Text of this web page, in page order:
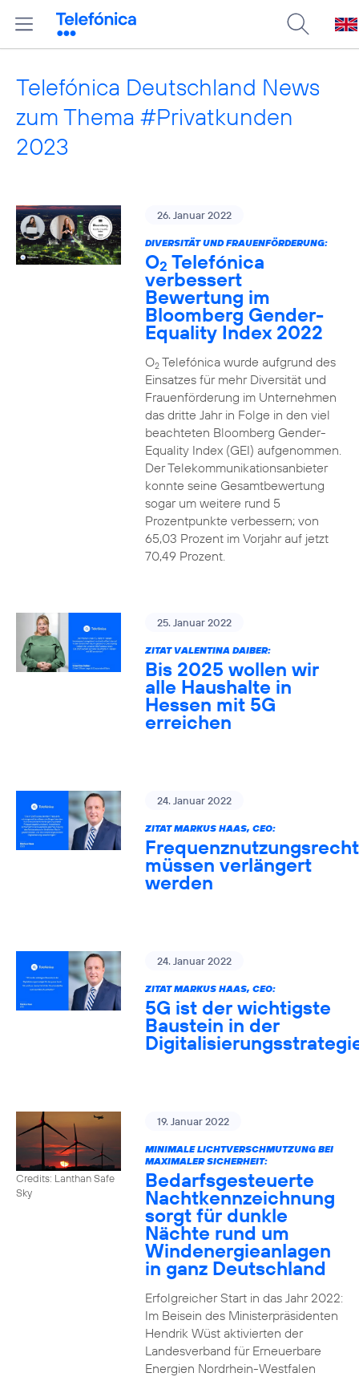
Telefónica Deutschland News
zum Thema #Privatkunden
2023
26. Januar 2022
DIVERSITÄT UND FRAUENFÖRDERUNG:
O2 Telefónica
verbessert
Bewertung im
Bloomberg Gender-
Equality Index 2022
O2Telefónica wurde aufgrund des
Einsatzes für mehr Diversität und
Frauenförderung im Unternehmen
das dritte Jahr in Folge in den viel
beachteten Bloomberg Gender-
Equality Index (GEI) aufgenommen.
Der Telekommunikationsanbieter
konnte seine Gesamtbewertung
sogar um weitere rund 5
Prozentpunkte verbessern; von
65,03 Prozent im Vorjahr auf jetzt
70,49 Prozent.
25. Januar 2022
ZITAT VALENTINA DAIBER:
Bis 2025 wollen wir
alle Haushalte in
Hessen mit 5G
erreichen
24. Januar 2022
ZITAT MARKUS HAAS, CEO:
müssen verlängert
werden
24. Januar 2022
ZITAT MARKUS HAAS, CEO:
5G ist der wichtigste
Baustein in der
Credits: Lanthan Safe
Sky
19. Januar 2022
MINIMALE LICHTVERSCHMUTZUNG BEI
MAXIMALER SICHERHEIT:
Bedarfsgesteuerte
Nachtkennzeichnung
sorgt für dunkle
Nächte rund um
Windenergieanlagen
in ganz Deutschland
Erfolgreicher Start in das Jahr 2022:
Im Beisein des Ministerpräsidenten
Hendrik Wüst aktivierten der
Landesverband für Erneuerbare
Energien Nordrhein-Westfalen